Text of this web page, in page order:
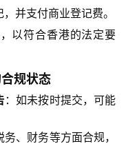
并支付商业登记费。
以符合香港的法定要
规状态
：如未按时提交，可能
、财务等方面合规，